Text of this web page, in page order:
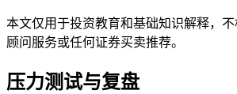
本文仅用于投资教育和基础知识解释，
顾问服务或任何证券买卖推荐。
压力测试与复盘